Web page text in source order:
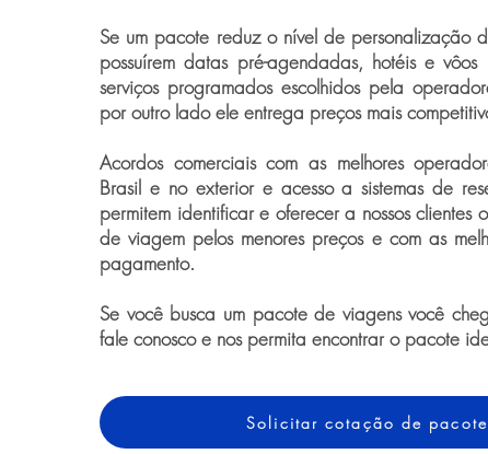
Se um pacote reduz o nível de personalização
possuírem datas pré-agendadas, hotéis e vôos
serviços programados escolhidos pela
por outro lado ele entrega preços mais
Acordos comerciais com as melhores
Brasil e no exterior e acesso a sistemas de
permitem identificar e oferecer a nossos clientes
de viagem pelos menores preços e com as
pagamento.
Se você busca um pacote de viagens você
fale conosco e nos permita encontrar o pacote
Solicitar cotação de pacote